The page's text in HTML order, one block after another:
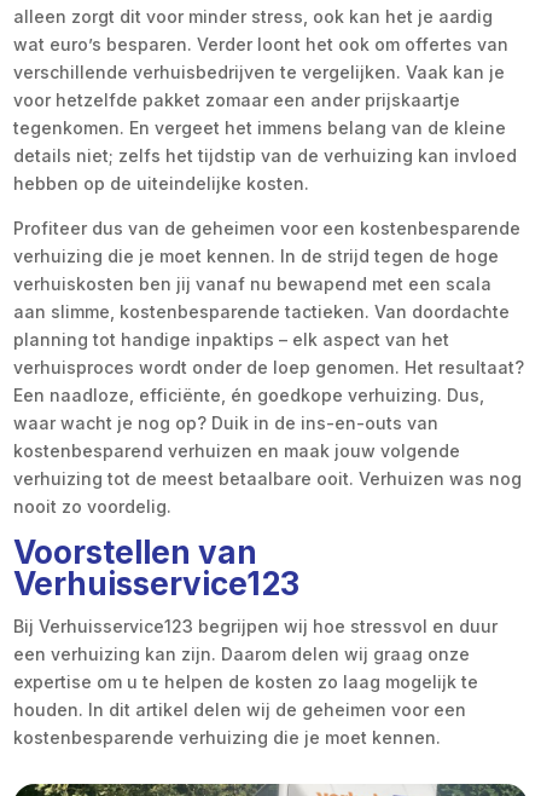
alleen zorgt dit voor minder stress, ook kan het je aardig
wat euro’s besparen. Verder loont het ook om offertes van
verschillende verhuisbedrijven te vergelijken. Vaak kan je
voor hetzelfde pakket zomaar een ander prijskaartje
tegenkomen. En vergeet het immens belang van de kleine
details niet; zelfs het tijdstip van de verhuizing kan invloed
hebben op de uiteindelijke kosten.
Profiteer dus van de geheimen voor een kostenbesparende
verhuizing die je moet kennen. In de strijd tegen de hoge
verhuiskosten ben jij vanaf nu bewapend met een scala
aan slimme, kostenbesparende tactieken. Van doordachte
planning tot handige inpaktips – elk aspect van het
verhuisproces wordt onder de loep genomen. Het resultaat?
Een naadloze, efficiënte, én goedkope verhuizing. Dus,
waar wacht je nog op? Duik in de ins-en-outs van
kostenbesparend verhuizen en maak jouw volgende
verhuizing tot de meest betaalbare ooit. Verhuizen was nog
nooit zo voordelig.
Voorstellen van
Verhuisservice123
Bij Verhuisservice123 begrijpen wij hoe stressvol en duur
een verhuizing kan zijn. Daarom delen wij graag onze
expertise om u te helpen de kosten zo laag mogelijk te
houden. In dit artikel delen wij de geheimen voor een
kostenbesparende verhuizing die je moet kennen.